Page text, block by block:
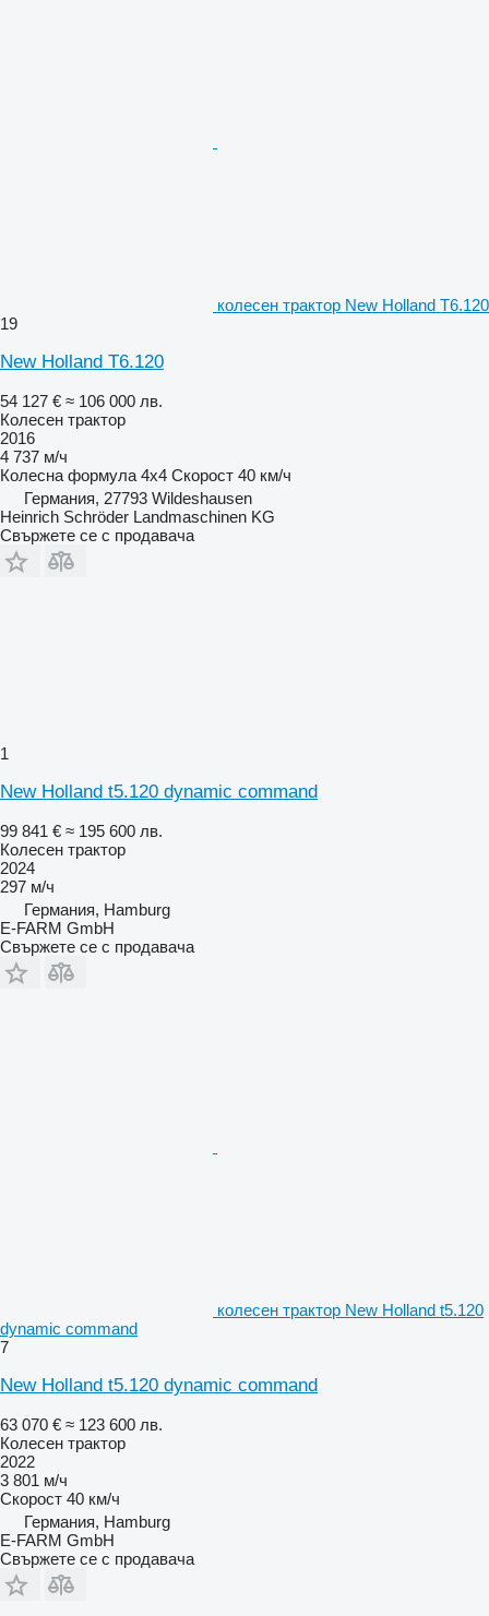
колесен трактор New Holland T6.120
19
New Holland T6.120
54 127 € ≈ 106 000 лв.
Колесен трактор
2016
4 737 м/ч
Колесна формула 4x4 Скорост 40 км/ч
Германия, 27793 Wildeshausen
Heinrich Schröder Landmaschinen KG
Свържете се с продавача
1
New Holland t5.120 dynamic command
99 841 € ≈ 195 600 лв.
Колесен трактор
2024
297 м/ч
Германия, Hamburg
E-FARM GmbH
Свържете се с продавача
колесен трактор New Holland t5.120
dynamic command
7
New Holland t5.120 dynamic command
63 070 € ≈ 123 600 лв.
Колесен трактор
2022
3 801 м/ч
Скорост 40 км/ч
Германия, Hamburg
E-FARM GmbH
Свържете се с продавача